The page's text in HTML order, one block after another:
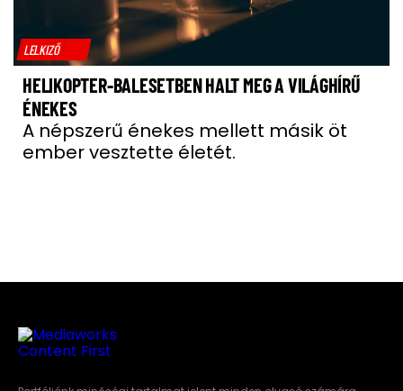
LELKIZŐ
HELIKOPTER-BALESETBEN HALT MEG A VILÁGHÍRŰ
ÉNEKES
A népszerű énekes mellett másik öt
ember vesztette életét.